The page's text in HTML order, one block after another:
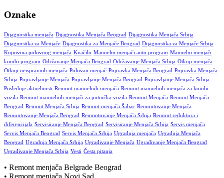
Oznake
Dijagnostika menjača Dijagnostika Menjača Beograd Dijagnostika Menjača Srbija
Dijagnostika za Menjače Dijagnostika za Menjače Beograd Dijagnostika za Menjače Srbija
Kupovina polovnog menjača Kvačilo Manuelni menjači auto program Manuelni menjači
kombi program Održavanje Menjača Beograd Održavanje Menjača Srbija Otkup menjača
Otkup neispravnih menjača Polovan menjač Popravka Menjača Beograd Popravka Menjača
Srbija Popravljanje Menjača Popravljanje Menjača Beograd Popravljanje Menjača Srbija
Poslednje aktuelnosti Remont manuelnih menjača Remont manuelnih menjača za kombi
vozila Remont manuelnih menjači za putnička vozila Remont Menjača Remont Menjača
Beograd Remont Menjača Srbija Remont menjača Šabac Remontovanje Menjača
Remontovanje Menjača Beograd Remontovanje Menjača Srbija Remont reduktora i
diferencijala Servisiranje Menjača Beograd Servisiranje Menjača Srbija Servis menjača
Servis Menjača Beograd Servis Menjača Srbija Ugradnja menjača Ugradnja Menjača
Beograd Ugradnja Menjača Srbija Ugrađivanje Menjača Ugrađivanje Menjača Beograd
Ugrađivanje Menjača Srbija Vesti Česta pitanja
• Remont menjača Belgrade Beograd